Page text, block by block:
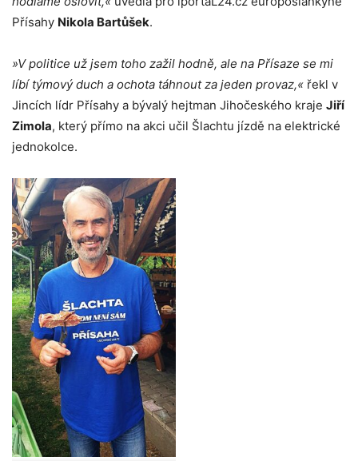
Přísahy Nikola Bartůšek.
»V politice už jsem toho zažil hodně, ale na Přísaze se mi
líbí týmový duch a ochota táhnout za jeden provaz,« řekl v
Jincích lídr Přísahy a bývalý hejtman Jihočeského kraje Jiří
Zimola, který přímo na akci učil Šlachtu jízdě na elektrické
jednokolce.